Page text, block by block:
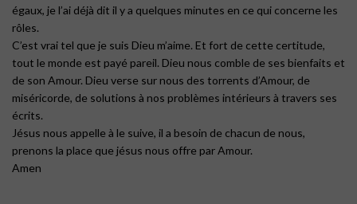
égaux, je l’ai déjà dit il y a quelques minutes en ce qui concerne les
rôles.
C’est vrai tel que je suis Dieu m’aime. Et fort de cette certitude,
tout le monde est payé pareil. Dieu nous comble de ses bienfaits et
de son Amour. Dieu verse sur nous des torrents d’Amour, de
miséricorde, de solutions à nos problèmes intérieurs à travers ses
écrits.
Jésus nous appelle à le suive, il a besoin de chacun de nous,
prenons la place que jésus nous offre par Amour.
Amen